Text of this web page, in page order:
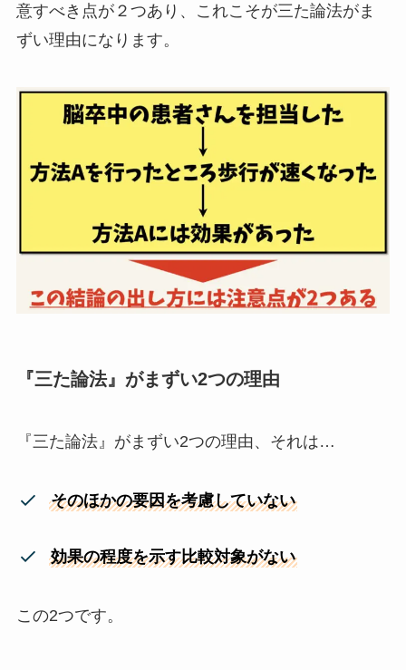
意すべき点が２つあり、これこそが三た論法がま
ずい理由になります。
『三た論法』がまずい2つの理由
『三た論法』がまずい2つの理由、それは…
そのほかの要因を考慮していない
効果の程度を示す比較対象がない
この2つです。